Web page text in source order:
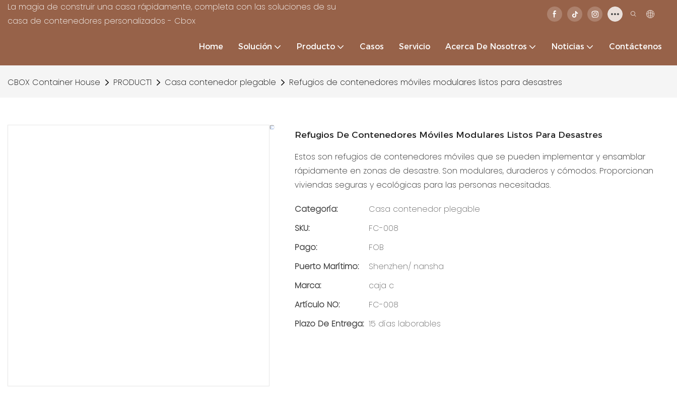
La magia de construir una casa rápidamente, completa con las soluciones de su
casa de contenedores personalizados - Cbox
Home Solución Producto Casos Servicio Acerca De Nosotros Noticias Contáctenos
CBOX Container House PRODUCT1 Casa contenedor plegable Refugios de contenedores móviles modulares listos para desastres
Refugios De Contenedores Móviles Modulares Listos Para Desastres
Estos son refugios de contenedores móviles que se pueden implementar y ensamblar
rápidamente en zonas de desastre. Son modulares, duraderos y cómodos. Proporcionan
viviendas seguras y ecológicas para las personas necesitadas.
Categoría:
Casa contenedor plegable
SKU:
FC-008
Pago:
FOB
Puerto Marítimo:
Shenzhen/ nansha
Marca:
caja c
Artículo NO:
FC-008
Plazo De Entrega: 15 días laborables